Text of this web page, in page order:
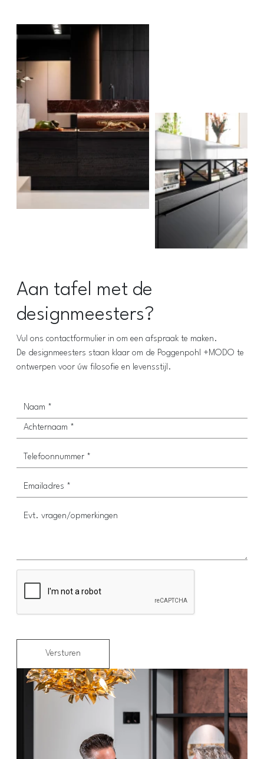
Aan tafel met de
designmeesters?
Vul ons contactformulier in om een afspraak te maken.
De designmeesters staan klaar om de Poggenpohl +MODO te
ontwerpen voor úw filosofie en levensstijl.
Versturen